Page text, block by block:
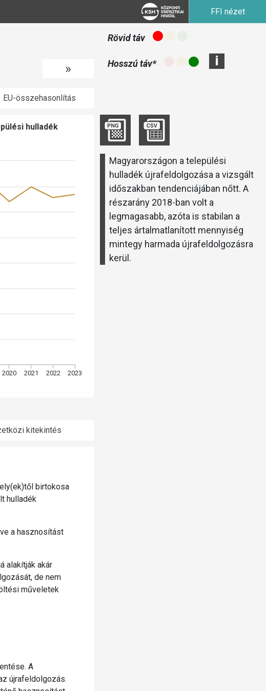
FFI nézet
»
Rövid táv
Hosszú táv* i
EU-összehasonlítás
hulladék
2020 2021 2022 2023
Magyarországon a települési
hulladék újrafeldolgozása a vizsgált
időszakban tendenciájában nőtt. A
részarány 2018-ban volt a
legmagasabb, azóta is stabilan a
teljes ártalmatlanított mennyiség
mintegy harmada újrafeldolgozásra
kerül.
kitekintés
birtokosa
hulladék
a hasznosítást
alakítják akár
de nem
műveletek
A
újrafeldolgozás.